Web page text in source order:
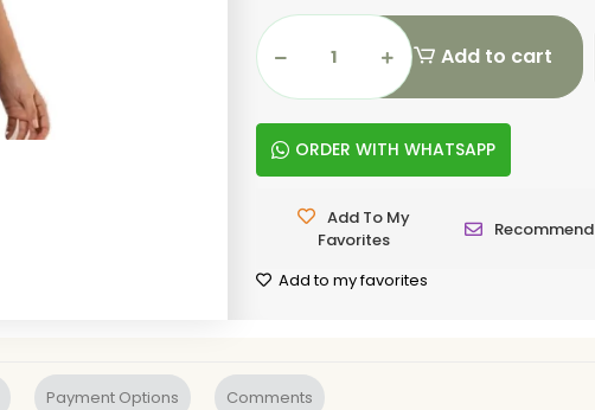
Add to cart
ORDER WITH WHATSAPP
Add To My
Favorites
Recommend
Add to my favorites
Payment Options Comments